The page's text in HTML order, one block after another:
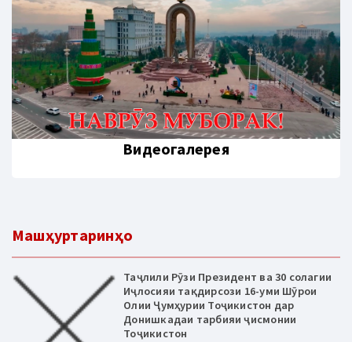
Видеогалерея
Машҳуртаринҳо
Таҷлили Рӯзи Президент ва 30 солагии
Иҷлосияи тақдирсози 16-уми Шӯрои
Олии Ҷумҳурии Тоҷикистон дар
Донишкадаи тарбияи ҷисмонии
Тоҷикистон